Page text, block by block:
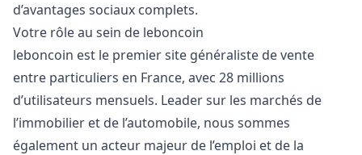
d’avantages sociaux complets.
Votre rôle au sein de leboncoin
leboncoin est le premier site généraliste de vente
entre particuliers en France, avec 28 millions
d’utilisateurs mensuels. Leader sur les marchés de
l’immobilier et de l’automobile, nous sommes
également un acteur majeur de l’emploi et de la